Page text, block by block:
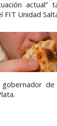
actual”
Unidad